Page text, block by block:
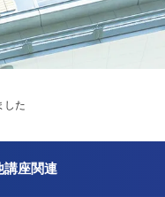
した
講座関連